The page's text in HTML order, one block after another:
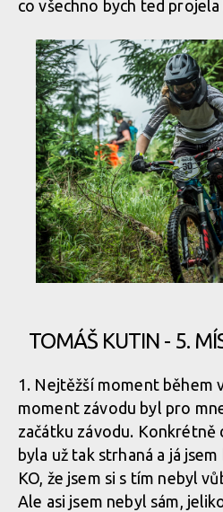
co všechno bych ted projela
TOMÁŠ KUTIN - 5.
1. Nejtěžší moment během
moment závodu byl pro
začátku závodu. Konkrétně
byla už tak strhaná a já
KO, že jsem si s tím nebyl
Ale asi jsem nebyl sám,